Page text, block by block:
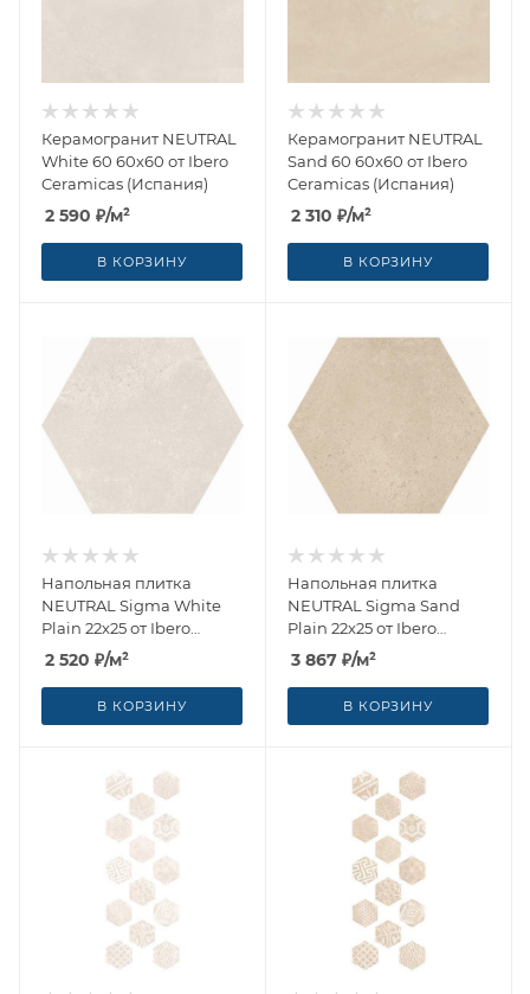
Керамогранит NEUTRAL
White 60 60x60 от Ibero
Ceramicas (Испания)
2 590 ₽/м²
В КОРЗИНУ
Керамогранит NEUTRAL
Sand 60 60x60 от Ibero
Ceramicas (Испания)
2 310 ₽/м²
В КОРЗИНУ
Напольная плитка
NEUTRAL Sigma White
Plain 22x25 от Ibero
Ceramicas (Испания)
2 520 ₽/м²
В КОРЗИНУ
Напольная плитка
NEUTRAL Sigma Sand
Plain 22x25 от Ibero
Ceramicas (Испания)
3 867 ₽/м²
В КОРЗИНУ